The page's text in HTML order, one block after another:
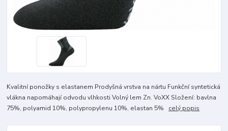
Kvalitní ponožky s elastanem Prodyšná vrstva na nártu Funkční syntetická
vlákna napomáhají odvodu vlhkosti Volný lem Zn. VoXX Složení: bavlna
75%, polyamid 10%, polypropylenu 10%, elastan 5% celý popis